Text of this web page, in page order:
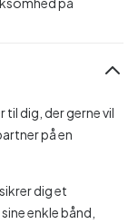
dig, der gerne vil
på en
dig et
enkle bånd,